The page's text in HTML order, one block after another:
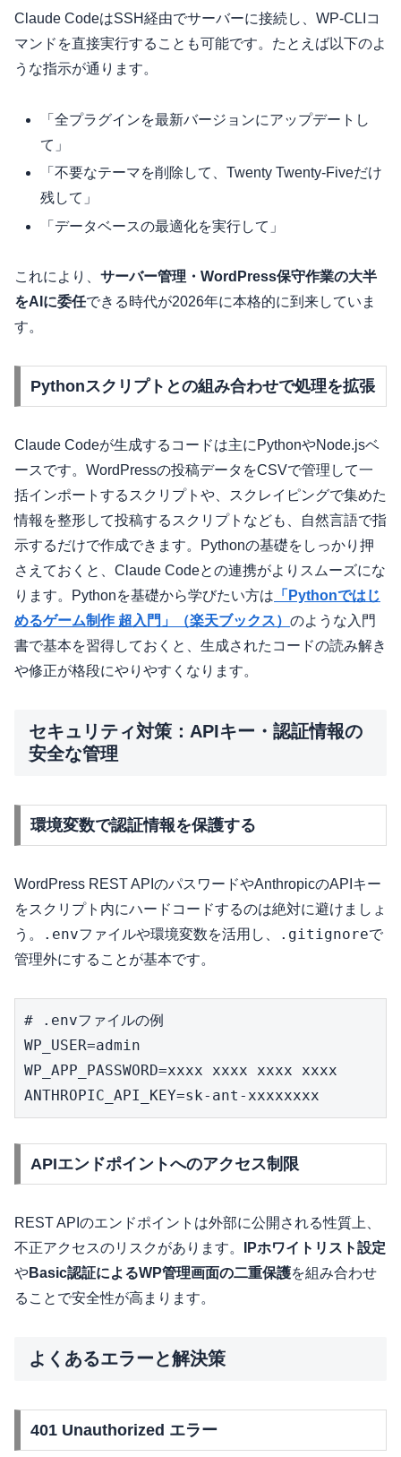
Claude CodeはSSH経由でサーバーに接続し、WP-CLIコ
マンドを直接実行することも可能です。たとえば以下のよ
うな指示が通ります。
「全プラグインを最新バージョンにアップデートし
て」
「不要なテーマを削除して、Twenty Twenty-Fiveだけ
残して」
「データベースの最適化を実行して」
これにより、 サーバー管理・WordPress保守作業の大半
をAIに委任できる時代が2026年に本格的に到来していま
す。
Pythonスクリプトとの組み合わせで処理を拡張
Claude Codeが生成するコードは主にPythonやNode.jsベ
ースです。WordPressの投稿データをCSVで管理して一
括インポートするスクリプトや、スクレイピングで集めた
情報を整形して投稿するスクリプトなども、自然言語で指
示するだけで作成できます。Pythonの基礎をしっかり押
さえておくと、Claude Codeとの連携がよりスムーズにな
ります。Pythonを基礎から学びたい方は 「Pythonではじ
めるゲーム制作 超入門」（楽天ブックス） のような入門
書で基本を習得しておくと、生成されたコードの読み解き
や修正が格段にやりやすくなります。
セキュリティ対策：APIキー・認証情報の
安全な管理
環境変数で認証情報を保護する
WordPress REST APIのパスワードやAnthropicのAPIキー
をスクリプト内にハードコードするのは絶対に避けましょ
う。
.envファイルや環境変数を活用し、 .gitignoreで
管理外にすることが基本です。
# .envファイルの例
WP_USER=admin
WP_APP_PASSWORD=xxxx xxxx xxxx xxxx
ANTHROPIC_API_KEY=sk-ant-xxxxxxxx
APIエンドポイントへのアクセス制限
REST APIのエンドポイントは外部に公開される性質上、
不正アクセスのリスクがあります。
IPホワイトリスト設定
やBasic認証によるWP管理画面の二重保護を組み合わせ
ることで安全性が高まります。
よくあるエラーと解決策
401 Unauthorized エラー